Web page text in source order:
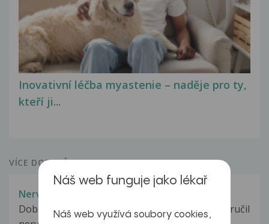
Inovativní léčba myastenie – naděje pro ty,
kteří ji...
VÍCE DOTAZŮ Z PORADNY
Nervosvalová poradna
Dobrý den chtěla bych se zeptat,lékař mě doporučil
Náš web funguje jako lékař
Náš web využívá soubory cookies,